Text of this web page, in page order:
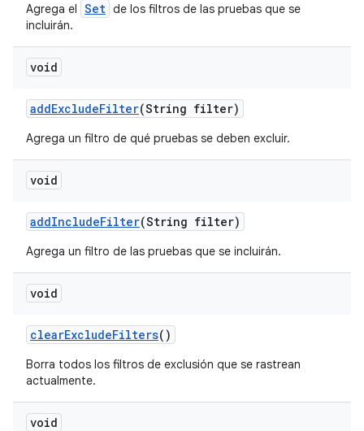
Agrega el Set de los filtros de las pruebas que se
incluirán.
void
addExcludeFilter(String filter)
Agrega un filtro de qué pruebas se deben excluir.
void
addIncludeFilter(String filter)
Agrega un filtro de las pruebas que se incluirán.
void
clearExcludeFilters()
Borra todos los filtros de exclusión que se rastrean
actualmente.
void